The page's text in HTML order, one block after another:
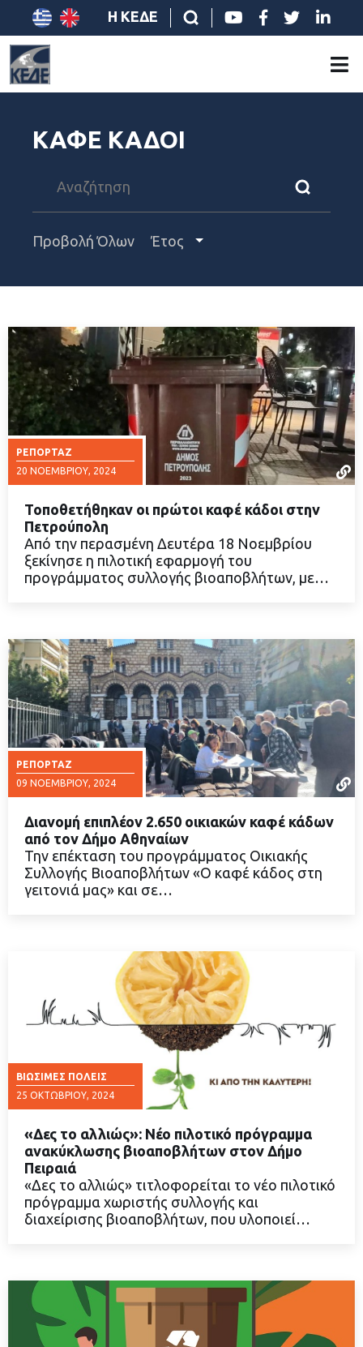
Η ΚΕΔΕ
ΚΑΦΕ ΚΑΔΟΙ
Προβολή Όλων Έτος
ΡΕΠΟΡΤΆΖ
20 ΝΟΕΜΒΡΊΟΥ, 2024
ΔΙΑΒΑΣΤΕ ΠΕΡΙΣΣΟΤΕΡΑ
Τοποθετήθηκαν οι πρώτοι καφέ κάδοι στην
Πετρούπολη
Από την περασμένη Δευτέρα 18 Νοεμβρίου
ξεκίνησε η πιλοτική εφαρμογή του
προγράμματος συλλογής βιοαποβλήτων, με…
ΡΕΠΟΡΤΆΖ
09 ΝΟΕΜΒΡΊΟΥ, 2024
ΔΙΑΒΑΣΤΕ ΠΕΡΙΣΣΟΤΕΡΑ
Διανομή επιπλέον 2.650 οικιακών καφέ κάδων
από τον Δήμο Αθηναίων
Την επέκταση του προγράμματος Οικιακής
Συλλογής Βιοαποβλήτων «Ο καφέ κάδος στη
γειτονιά μας» και σε…
ΒΙΏΣΙΜΕΣ ΠΌΛΕΙΣ
25 ΟΚΤΩΒΡΊΟΥ, 2024
ΔΙΑΒΑΣΤΕ ΠΕΡΙΣΣΟΤΕΡΑ
«Δες το αλλιώς»: Νέο πιλοτικό πρόγραμμα
ανακύκλωσης βιοαποβλήτων στον Δήμο
Πειραιά
«Δες το αλλιώς» τιτλοφορείται το νέο πιλοτικό
πρόγραμμα χωριστής συλλογής και
διαχείρισης βιοαποβλήτων, που υλοποιεί…